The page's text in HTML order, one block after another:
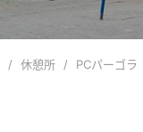
休憩所 PCパーゴラ